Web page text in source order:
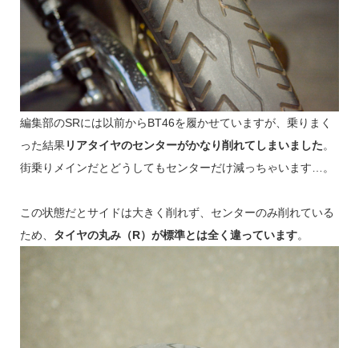
編集部のSRには以前からBT46を履かせていますが、乗りまく
った結果リアタイヤのセンターがかなり削れてしまいました。
街乗りメインだとどうしてもセンターだけ減っちゃいます…。
この状態だとサイドは大きく削れず、センターのみ削れている
ため、 タイヤの丸み（R）が標準とは全く違っています。